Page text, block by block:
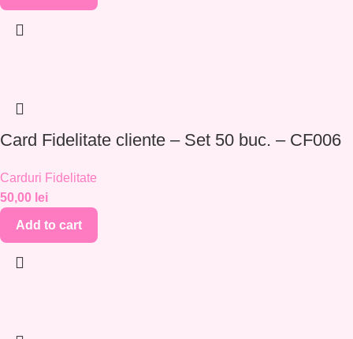
Card Fidelitate cliente – Set 50 buc. – CF006
Carduri Fidelitate
50,00 lei
Add to cart